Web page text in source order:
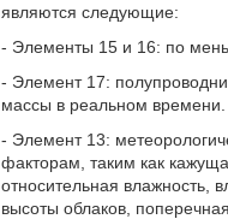
являются следующие:
- Элементы 15 и 16: по
- Элемент 17:
массы в реальном времени.
- Элемент 13:
факторам, таким как
относительная влажность,
высоты облаков,